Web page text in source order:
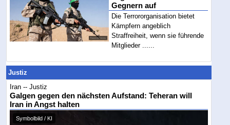
Gegnern auf
Die Terrororganisation bietet
Kämpfern angeblich
Straffreiheit, wenn sie führende
Mitglieder ......
Justiz
Iran -- Justiz
Galgen gegen den nächsten Aufstand: Teheran will
Iran in Angst halten
Symbolbild / KI